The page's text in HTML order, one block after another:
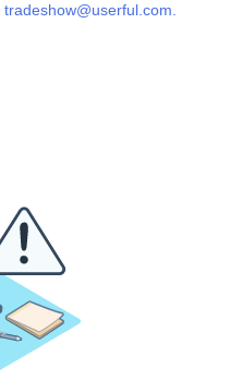
tradeshow@userful.com.